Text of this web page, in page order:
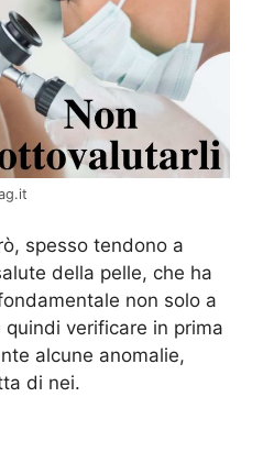
spesso tendono a
della pelle, che ha
non solo a
verificare in prima
alcune anomalie,
di nei.